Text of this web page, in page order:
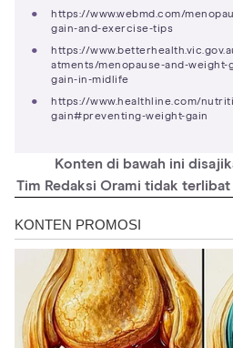
https://www.webmd.com/
gain-and-exercise-tips
https://
atments/menopause-and-
gain-in-midlife
https://www.healthline.com/
gain#preventing-weight-gain
Konten di bawah ini
Tim Redaksi Orami tidak